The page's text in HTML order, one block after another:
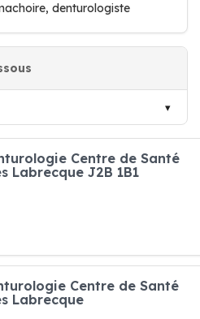
denturologiste
Centre de Santé
Labrecque J2B 1B1
Centre de Santé
Labrecque